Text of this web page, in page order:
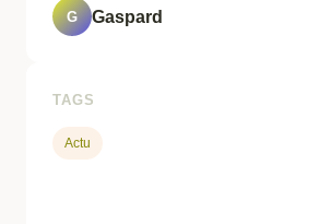
G Gaspard
TAGS
Actu